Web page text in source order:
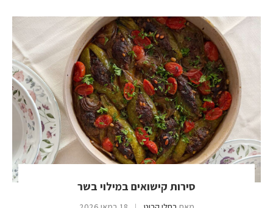
סירות קישואים במילוי בשר